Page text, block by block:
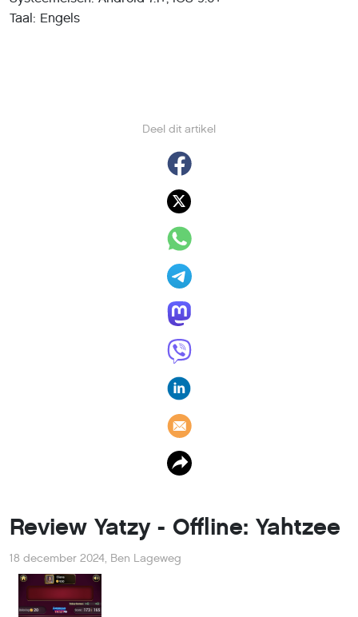
Deel dit artikel
Taal: Engels
Review Yatzy - Offline: Yahtzee
18 december 2024, Ben Lageweg